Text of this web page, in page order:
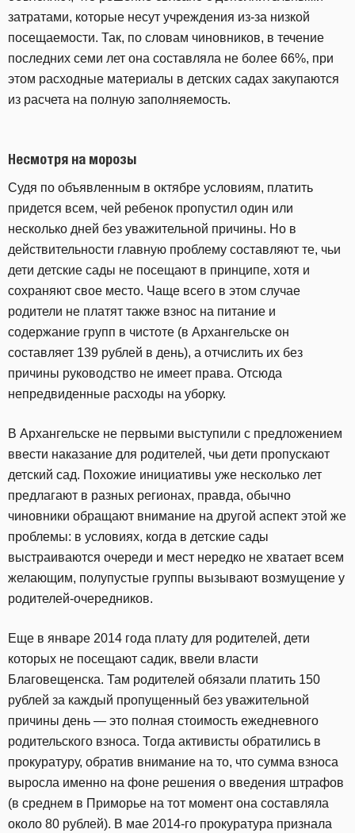
затратами, которые несут учреждения из-за низкой
посещаемости. Так, по словам чиновников, в течение
последних семи лет она составляла не более 66%, при
этом расходные материалы в детских садах закупаются
из расчета на полную заполняемость.
Несмотря на морозы
Судя по объявленным в октябре условиям, платить
придется всем, чей ребенок пропустил один или
несколько дней без уважительной причины. Но в
действительности главную проблему составляют те, чьи
дети детские сады не посещают в принципе, хотя и
сохраняют свое место. Чаще всего в этом случае
родители не платят также взнос на питание и
содержание групп в чистоте (в Архангельске он
составляет 139 рублей в день), а отчислить их без
причины руководство не имеет права. Отсюда
непредвиденные расходы на уборку.
В Архангельске не первыми выступили с предложением
ввести наказание для родителей, чьи дети пропускают
детский сад. Похожие инициативы уже несколько лет
предлагают в разных регионах, правда, обычно
чиновники обращают внимание на другой аспект этой же
проблемы: в условиях, когда в детские сады
выстраиваются очереди и мест нередко не хватает всем
желающим, полупустые группы вызывают возмущение у
родителей-очередников.
Еще в январе 2014 года плату для родителей, дети
которых не посещают садик, ввели власти
Благовещенска. Там родителей обязали платить 150
рублей за каждый пропущенный без уважительной
причины день — это полная стоимость ежедневного
родительского взноса. Тогда активисты обратились в
прокуратуру, обратив внимание на то, что сумма взноса
выросла именно на фоне решения о введения штрафов
(в среднем в Приморье на тот момент она составляла
около 80 рублей). В мае 2014-го прокуратура признала